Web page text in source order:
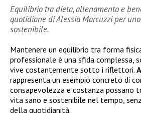
Equilibrio tra dieta, allenamento e
quotidiane di Alessia Marcuzzi per
sostenibile.
Mantenere un equilibrio tra forma
professionale è una sfida complessa,
vive costantemente sotto i riflettori.
rappresenta un esempio concreto di
consapevolezza e costanza possano
vita sano e sostenibile nel tempo,
della quotidianità.